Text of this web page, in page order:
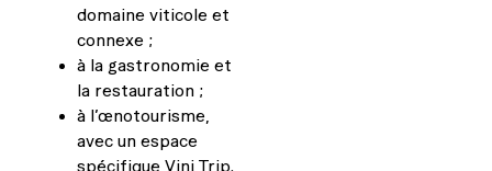
domaine viticole et
connexe ;
à la gastronomie et
la restauration ;
à l’œnotourisme,
avec un espace
spécifique Vini Trip.